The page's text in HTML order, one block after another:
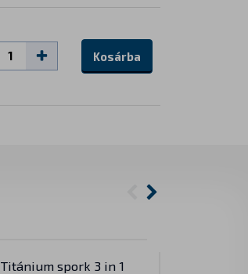
Kosárba
Titánium spork 3 in 1